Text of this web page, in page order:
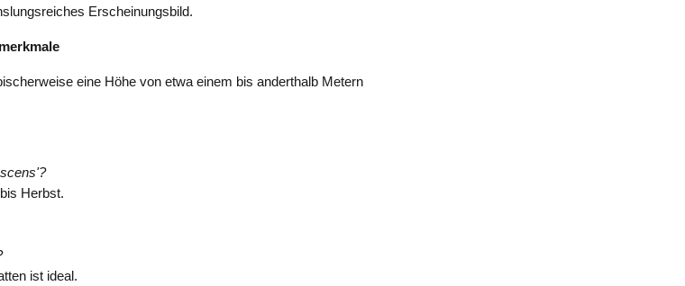
Erscheinungsbild.
eine Höhe von etwa einem bis anderthalb Metern
Herbst.
ist ideal.